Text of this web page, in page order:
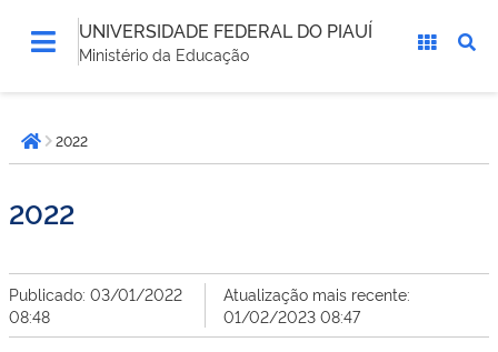
UNIVERSIDADE FEDERAL DO PIAUÍ
Ministério da Educação
está
aqui:Página inicial
2022
2022
Publicado: 03/01/2022
08:48
Atualização mais recente:
01/02/2023 08:47